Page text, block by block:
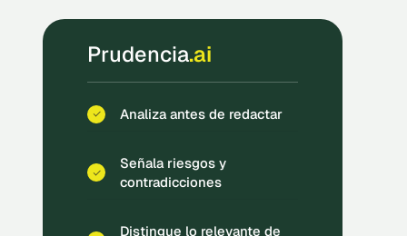
Prudencia.ai
Analiza antes de redactar
Señala riesgos y
contradicciones
Distingue lo relevante de